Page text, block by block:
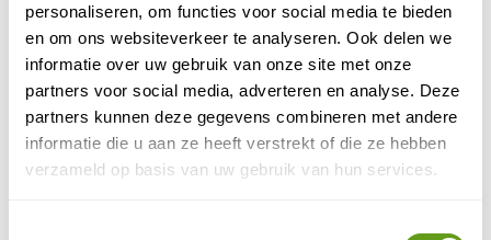
personaliseren, om functies voor social media te bieden
en om ons websiteverkeer te analyseren. Ook delen we
informatie over uw gebruik van onze site met onze
partners voor social media, adverteren en analyse. Deze
partners kunnen deze gegevens combineren met andere
informatie die u aan ze heeft verstrekt of die ze hebben
verzameld op basis van uw gebruik van hun services.
Reisperiode(optioneel)
Reisduur(optioneel)